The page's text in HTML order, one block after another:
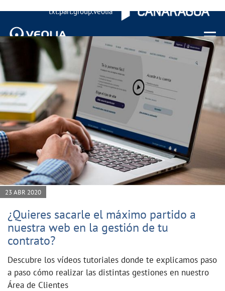
txt.part.group.veolia
Menu
23 ABR 2020
¿Quieres sacarle el máximo partido a
nuestra web en la gestión de tu
contrato?
Descubre los vídeos tutoriales donde te explicamos paso
a paso cómo realizar las distintas gestiones en nuestro
Área de Clientes